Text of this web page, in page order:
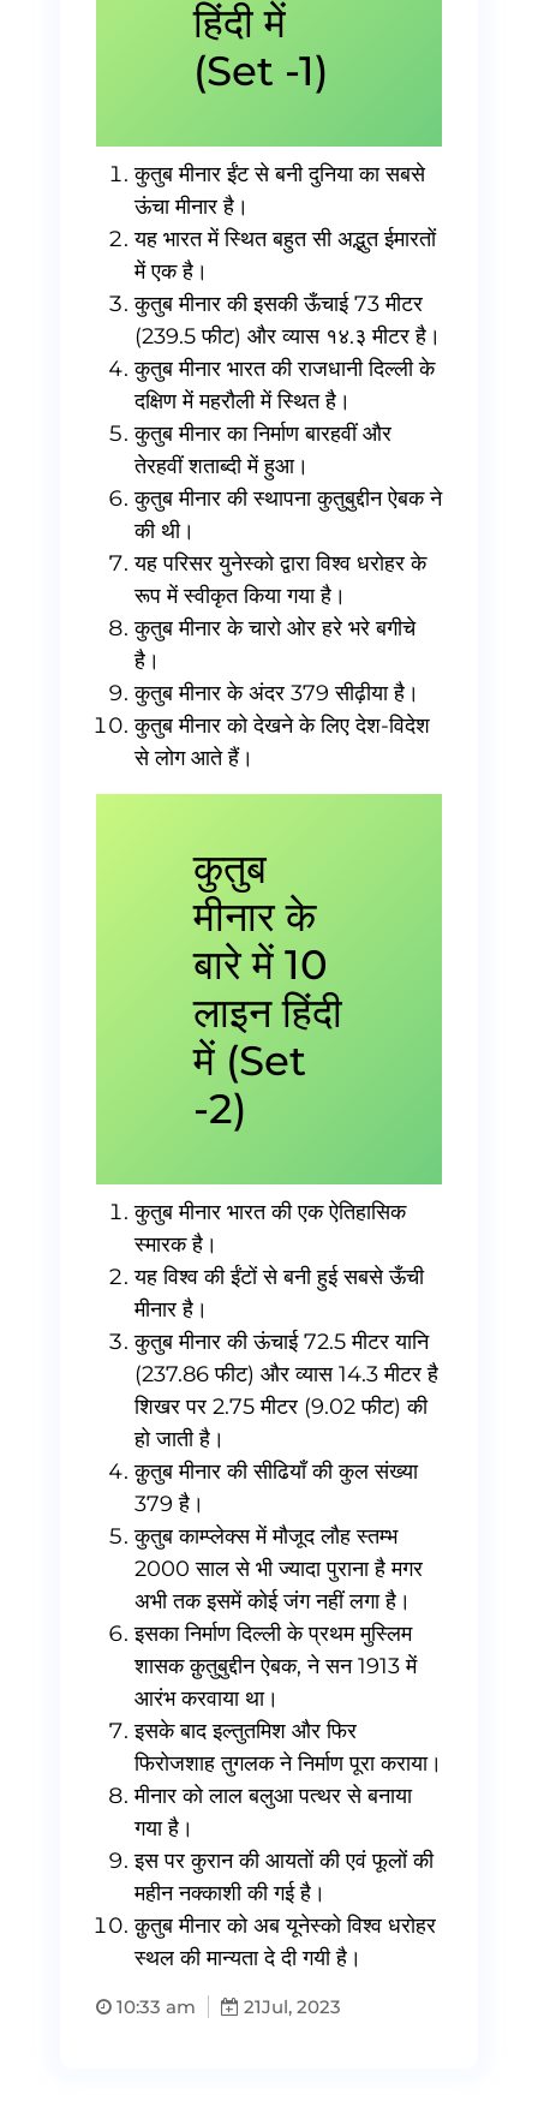
हिंदी में
(Set -1)
कुतुब मीनार ईंट से बनी दुनिया का सबसे
ऊंचा मीनार है।
यह भारत में स्थित बहुत सी अद्भुत ईमारतों
में एक है।
कुतुब मीनार की इसकी ऊँचाई 73 मीटर
(239.5 फीट) और व्यास १४.३ मीटर है।
कुतुब मीनार भारत की राजधानी दिल्ली के
दक्षिण में महरौली में स्थित है।
कुतुब मीनार का निर्माण बारहवीं और
तेरहवीं शताब्दी में हुआ।
कुतुब मीनार की स्थापना कुतुबुद्दीन ऐबक ने
की थी।
यह परिसर युनेस्को द्वारा विश्व धरोहर के
रूप में स्वीकृत किया गया है।
कुतुब मीनार के चारो ओर हरे भरे बगीचे
है।
कुतुब मीनार के अंदर 379 सीढ़ीया है।
कुतुब मीनार को देखने के लिए देश-विदेश
से लोग आते हैं।
कुतुब
मीनार के
बारे में 10
लाइन हिंदी
में (Set
-2)
कुतुब मीनार भारत की एक ऐतिहासिक
स्मारक है।
यह विश्व की ईंटों से बनी हुई सबसे ऊँची
मीनार है।
कुतुब मीनार की ऊंचाई 72.5 मीटर यानि
(237.86 फीट) और व्यास 14.3 मीटर है
शिखर पर 2.75 मीटर (9.02 फीट) की
हो जाती है।
क़ुतुब मीनार की सीढियाँ की कुल संख्या
379 है।
कुतुब काम्प्लेक्स में मौजूद लौह स्तम्भ
2000 साल से भी ज्यादा पुराना है मगर
अभी तक इसमें कोई जंग नहीं लगा है।
इसका निर्माण दिल्ली के प्रथम मुस्लिम
शासक क़ुतुबुद्दीन ऐबक, ने सन 1913 में
आरंभ करवाया था।
इसके बाद इल्तुतमिश और फिर
फिरोजशाह तुगलक ने निर्माण पूरा कराया।
मीनार को लाल बलुआ पत्थर से बनाया
गया है।
इस पर कुरान की आयतों की एवं फूलों की
महीन नक्काशी की गई है।
क़ुतुब मीनार को अब यूनेस्को विश्व धरोहर
स्थल की मान्यता दे दी गयी है।
10:33 am 21Jul, 2023